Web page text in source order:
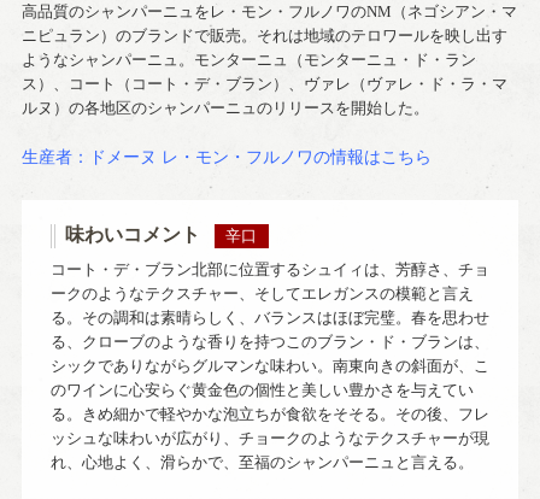
高品質のシャンパーニュをレ・モン・フルノワのNM（ネゴシアン・マ
ニピュラン）のブランドで販売。それは地域のテロワールを映し出す
ようなシャンパーニュ。モンターニュ（モンターニュ・ド・ラン
ス）、コート（コート・デ・ブラン）、ヴァレ（ヴァレ・ド・ラ・マ
ルヌ）の各地区のシャンパーニュのリリースを開始した。
生産者：ドメーヌ レ・モン・フルノワの情報はこちら
味わいコメント
辛口
コート・デ・ブラン北部に位置するシュイィは、芳醇さ、チョ
ークのようなテクスチャー、そしてエレガンスの模範と言え
る。その調和は素晴らしく、バランスはほぼ完璧。春を思わせ
る、クローブのような香りを持つこのブラン・ド・ブランは、
シックでありながらグルマンな味わい。南東向きの斜面が、こ
のワインに心安らぐ黄金色の個性と美しい豊かさを与えてい
る。きめ細かで軽やかな泡立ちが食欲をそそる。その後、フレ
ッシュな味わいが広がり、チョークのようなテクスチャーが現
れ、心地よく、滑らかで、至福のシャンパーニュと言える。